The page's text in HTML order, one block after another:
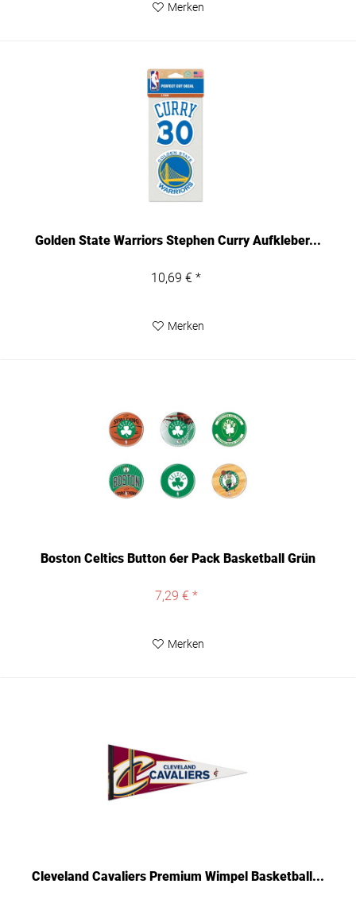
Merken
Golden State Warriors Stephen Curry Aufkleber...
10,69 € *
Merken
Boston Celtics Button 6er Pack Basketball Grün
7,29 € *
Merken
Cleveland Cavaliers Premium Wimpel Basketball...